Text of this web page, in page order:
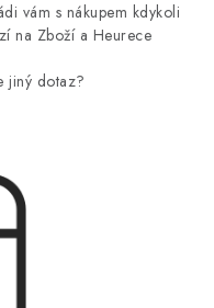
vám s nákupem kdykoli
na Zboží a Heurece
jiný dotaz?